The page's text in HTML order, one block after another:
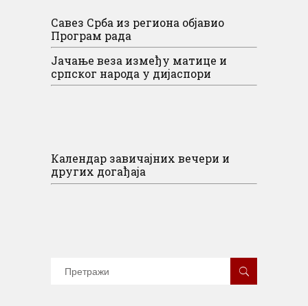
Савез Срба из региона објавио
Програм рада
Јачање веза између матице и
српског народа у дијаспори
Календар завичајних вечери и
других догађаја